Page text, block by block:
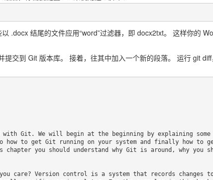
.docx 结尾的文件应用“word”过滤器，即 docx2txt。 这样你的
交到 Git 版本库。 接着，往其中加入一个新的段落。 运行 git
how to get Git running on your system and finally how to
you should understand why Git is around, why you